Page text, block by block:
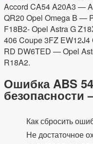
Accord CA54 A20A3 —
QR20 Opel Omega B —
F18B2- Opel Astra G
406 Coupe 3FZ
RD DW6TED — Opel
R18A2.
Ошибка ABS
Как сбросить
Не достаточное